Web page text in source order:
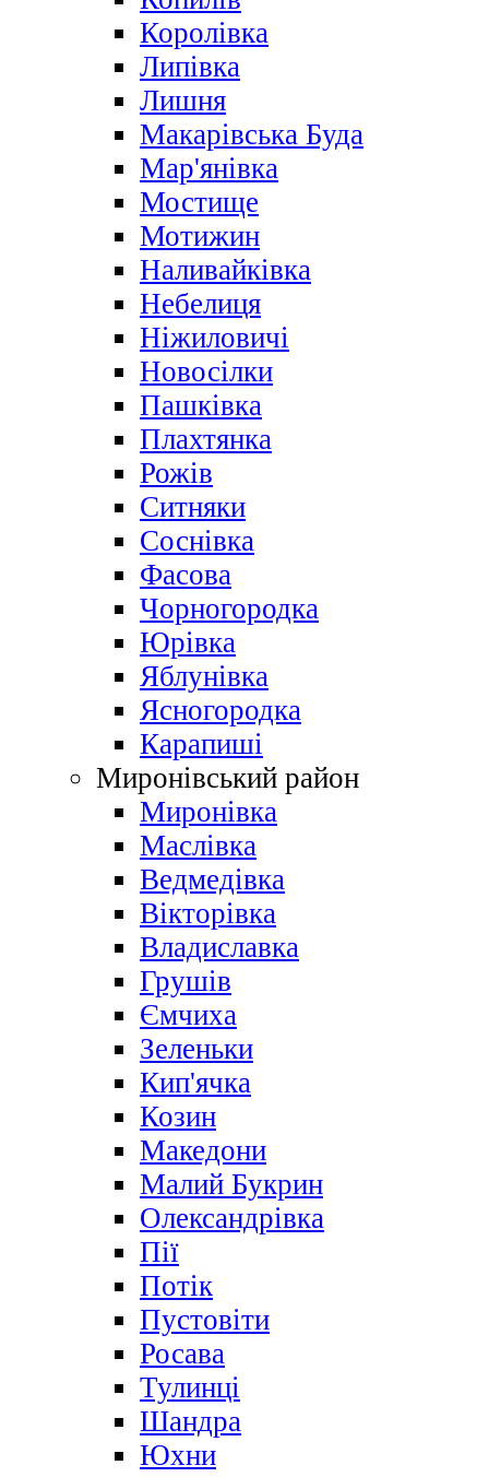
Королівка
Липівка
Лишня
Макарівська Буда
Мар'янівка
Мостище
Мотижин
Наливайківка
Небелиця
Ніжиловичі
Новосілки
Пашківка
Плахтянка
Рожів
Ситняки
Соснівка
Фасова
Чорногородка
Юрівка
Яблунівка
Ясногородка
Карапиші
Миронівський район
Миронівка
Маслівка
Ведмедівка
Вікторівка
Владиславка
Грушів
Ємчиха
Зеленьки
Кип'ячка
Козин
Македони
Малий Букрин
Олександрівка
Пії
Потік
Пустовіти
Росава
Тулинці
Шандра
Юхни